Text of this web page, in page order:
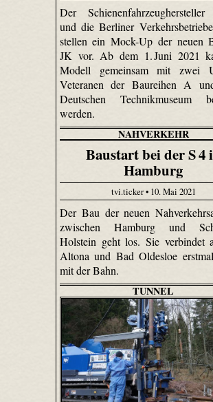
Der
und die Berliner
stellen ein Mock-Up der neuen
JK vor. Ab dem 1. Juni 2021
Modell gemeinsam mit zwei
Veteranen der Baureihen A
Deutschen Technikmuseum
werden.
NAHVERKEHR
Baustart bei der S 4
Hamburg
tvi.ticker • 10. Mai 2021
Der Bau der neuen
zwischen Hamburg und
Holstein geht los. Sie verbindet
Altona und Bad Oldesloe
mit der Bahn.
TUNNEL